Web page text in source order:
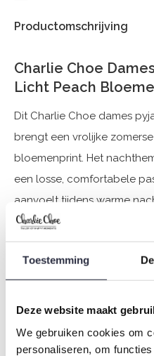
Toestemming
Deze website maakt
We gebruiken cookies om
personaliseren, om
Productomschrijving
Charlie Choe
Licht Peach
Dit Charlie Choe dames
brengt een vrolijke
bloemenprint. Het
een losse, comfortabele
aanvoelt tijdens warme
van 50% katoen en 50%
ademend aan en valt hij
oranje roze Charlie Choe
in te ontspannen, of dat nu
of een relaxte avond thuis
Specificaties